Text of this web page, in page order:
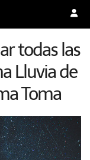
todas las
Lluvia de
Toma